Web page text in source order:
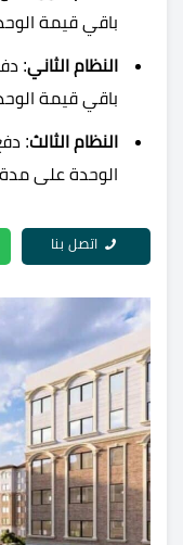
باقي قيمة
النظام الثاني:
باقي قيمة
النظام الثالث:
الوحدة على
اتصل بنا